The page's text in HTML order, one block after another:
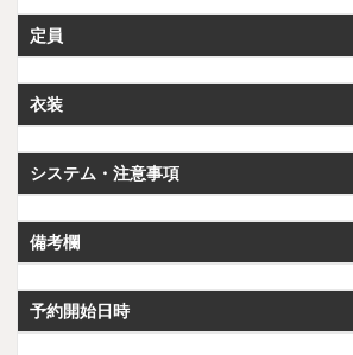
定員
衣装
システム・注意事項
備考欄
予約開始日時